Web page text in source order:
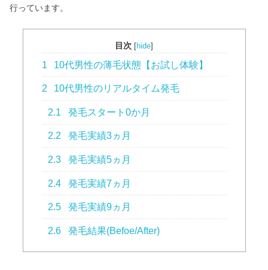
行っています。
目次 [hide]
1 10代男性の薄毛状態【お試し体験】
2 10代男性のリアルタイム発毛
2.1 発毛スタート0か月
2.2 発毛実績3ヵ月
2.3 発毛実績5ヵ月
2.4 発毛実績7ヵ月
2.5 発毛実績9ヵ月
2.6 発毛結果(Befoe/After)